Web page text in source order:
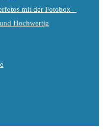
mit der Fotobox –
Hochwertig